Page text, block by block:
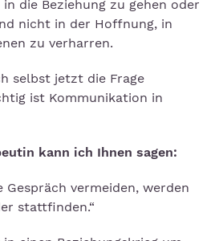
die Beziehung zu gehen oder
nicht in der Hoffnung, in
zu verharren.
selbst jetzt die Frage
ist Kommunikation in
kann ich Ihnen sagen:
Gespräch vermeiden, werden
stattfinden.“